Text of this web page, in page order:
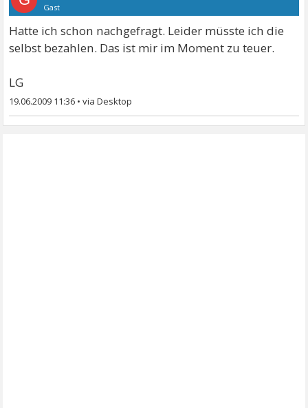
Gast
Hatte ich schon nachgefragt. Leider müsste ich die
selbst bezahlen. Das ist mir im Moment zu teuer.
LG
19.06.2009 11:36 •